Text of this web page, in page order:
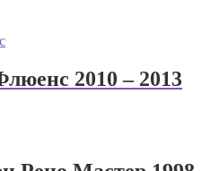
2010 – 2013